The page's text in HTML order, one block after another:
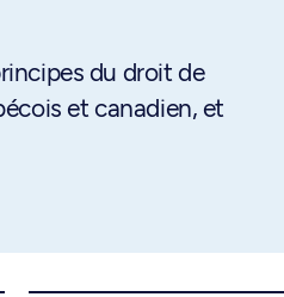
du droit de
et canadien, et